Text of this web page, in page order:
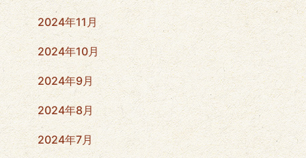
2024年11月
2024年10月
2024年9月
2024年8月
2024年7月